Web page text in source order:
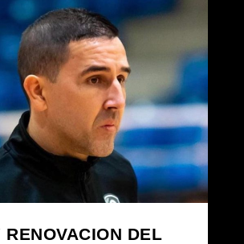
RENOVACION DEL